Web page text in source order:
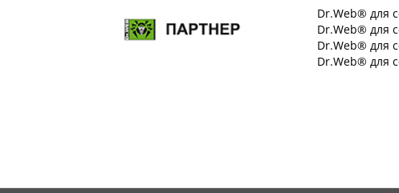
Dr.Web® для
Dr.Web® для
Dr.Web® для
Dr.Web® для